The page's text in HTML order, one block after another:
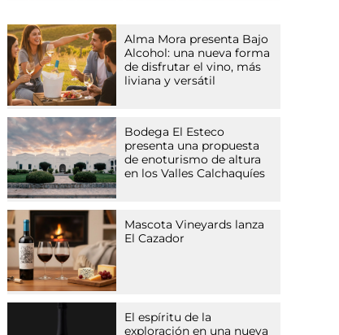
Alma Mora presenta Bajo
Alcohol: una nueva forma
de disfrutar el vino, más
liviana y versátil
Bodega El Esteco
presenta una propuesta
de enoturismo de altura
en los Valles Calchaquíes
Mascota Vineyards lanza
El Cazador
El espíritu de la
exploración en una nueva